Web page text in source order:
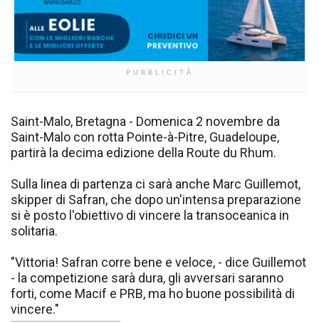
PUBBLICITÀ
Saint-Malo, Bretagna - Domenica 2 novembre da
Saint-Malo con rotta Pointe-à-Pitre, Guadeloupe,
partirà la decima edizione della Route du Rhum.
Sulla linea di partenza ci sarà anche Marc Guillemot,
skipper di Safran, che dopo un'intensa preparazione
si è posto l'obiettivo di vincere la transoceanica in
solitaria.
"Vittoria! Safran corre bene e veloce, - dice Guillemot
- la competizione sarà dura, gli avversari saranno
forti, come Macif e PRB, ma ho buone possibilità di
vincere."